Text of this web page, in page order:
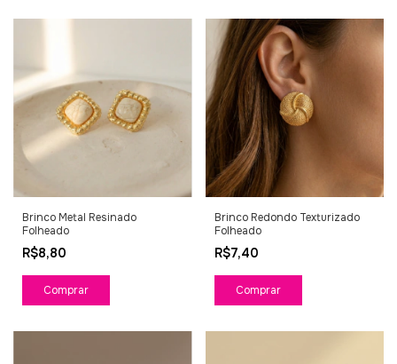
Brinco Metal Resinado
Folheado
R$8,80
Comprar
Brinco Redondo Texturizado
Folheado
R$7,40